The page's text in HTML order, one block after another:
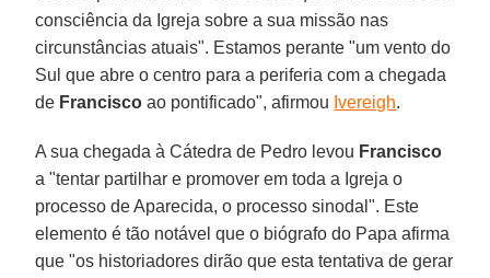
consciência da Igreja sobre a sua missão nas
circunstâncias atuais". Estamos perante "um vento do
Sul que abre o centro para a periferia com a chegada
de Francisco ao pontificado", afirmou Ivereigh.
A sua chegada à Cátedra de Pedro levou Francisco
a "tentar partilhar e promover em toda a Igreja o
processo de Aparecida, o processo sinodal". Este
elemento é tão notável que o biógrafo do Papa afirma
que "os historiadores dirão que esta tentativa de gerar